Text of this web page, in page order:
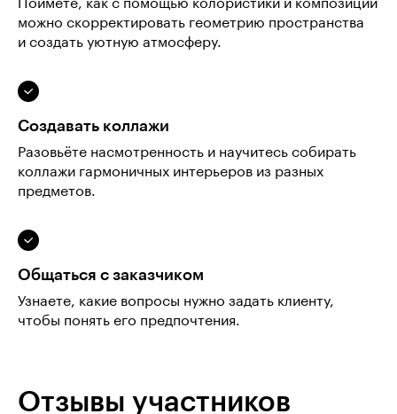
Поймёте, как с помощью колористики и композиции
можно скорректировать геометрию пространства
и создать уютную атмосферу.
Создавать коллажи
Разовьёте насмотренность и научитесь собирать
коллажи гармоничных интерьеров из разных
предметов.
Общаться с заказчиком
Узнаете, какие вопросы нужно задать клиенту,
чтобы понять его предпочтения.
Отзывы участников